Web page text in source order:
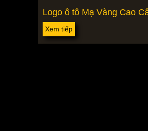
Logo ô tô Mạ Vàng Cao
Xem tiếp